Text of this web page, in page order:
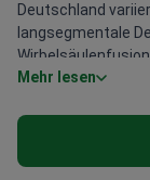
Deutschland
langsegmentale
Beratungskosten
Technologien wie
nutzt, kann
Mehr lesen